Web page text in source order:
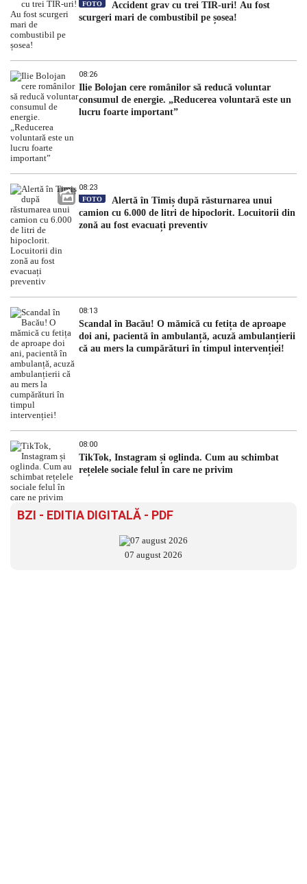
FOTO
Accident grav cu trei TIR-uri! Au fost
scurgeri mari de combustibil pe șosea!
08:26
Ilie Bolojan cere românilor să reducă voluntar
consumul de energie. „Reducerea voluntară este un
lucru foarte important”
08:23
FOTO
Alertă în Timiș după răsturnarea unui
camion cu 6.000 de litri de hipoclorit. Locuitorii din
zonă au fost evacuați preventiv
08:13
Scandal în Bacău! O mămică cu fetița de aproape
doi ani, pacientă în ambulanță, acuză ambulanțierii
că au mers la cumpărături în timpul intervenției!
08:00
TikTok, Instagram și oglinda. Cum au schimbat
rețelele sociale felul în care ne privim
BZI - EDITIA DIGITALĂ - PDF
07 august 2026